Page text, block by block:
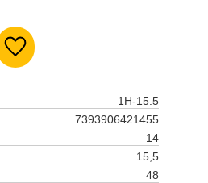
Lägg till i favoriter
1H-15.5
7393906421455
14
15,5
48